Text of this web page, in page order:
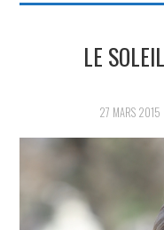
DANS MON BLOG,
PARTAGER MES
TROUVAILLES ET MES
ENVIES DANS LA
LE
27 MARS 2015